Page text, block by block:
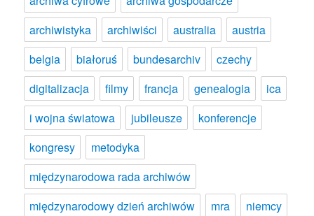
archiwistyka
archiwiści australia
austria
belgia
białoruś bundesarchiv
czechy
digitalizacja
filmy francja genealogia
ica
i wojna światowa
jubileusze
konferencje
kongresy
metodyka
międzynarodowa rada archiwów
międzynarodowy dzień archiwów
mra niemcy